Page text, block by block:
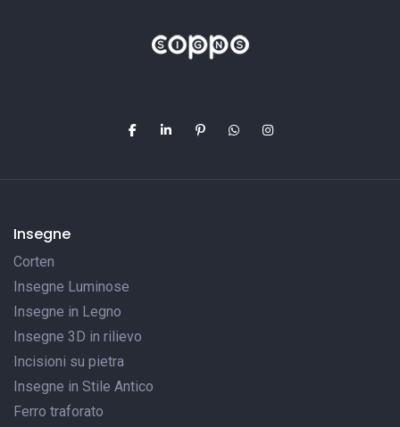
Insegne
Corten
Insegne Luminose
Insegne in Legno
Insegne 3D in rilievo
Incisioni su pietra
Insegne in Stile Antico
Ferro traforato